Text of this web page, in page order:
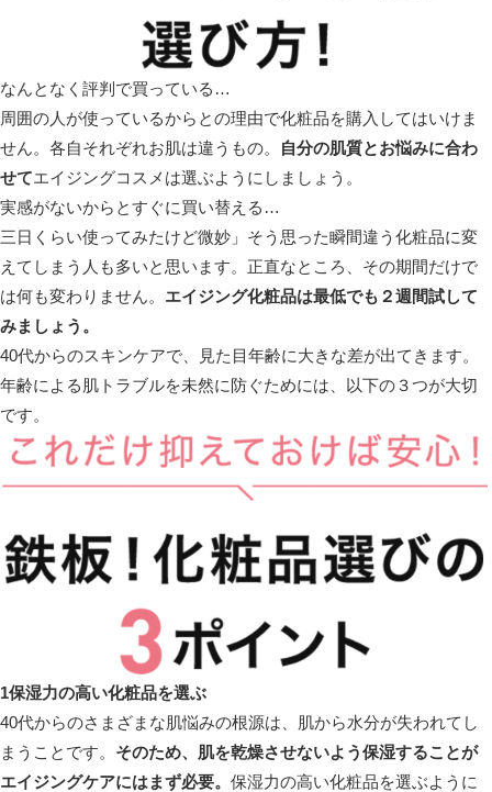
なんとなく評判で買っている…
周囲の人が使っているからとの理由で化粧品を購入してはいけま
せん。各自それぞれお肌は違うもの。
自分の肌質とお悩みに合わ
せてエイジングコスメは選ぶようにしましょう。
実感がないからとすぐに買い替える…
三日くらい使ってみたけど微妙」そう思った瞬間違う化粧品に変
えてしまう人も多いと思います。正直なところ、その期間だけで
は何も変わりません。 エイジング化粧品は最低でも２週間試して
みましょう。
40代からのスキンケアで、見た目年齢に大きな差が出てきます。
年齢による肌トラブルを未然に防ぐためには、以下の３つが大切
です。
1保湿力の高い化粧品を選ぶ
40代からのさまざまな肌悩みの根源は、 肌から水分が失われてし
まうことです。 そのため、肌を乾燥させないよう保湿することが
エイジングケアにはまず必要。 保湿力の高い化粧品を選ぶように